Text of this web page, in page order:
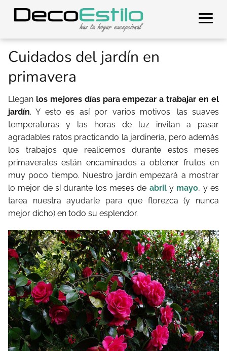
Cuidados del jardín en
primavera
Llegan los mejores días para empezar a trabajar en el
jardín. Y esto es así por varios motivos: las suaves
temperaturas y las horas de luz invitan a pasar
agradables ratos practicando la jardinería, pero además
los trabajos que realicemos durante estos meses
primaverales están encaminados a obtener frutos en
muy poco tiempo. Nuestro jardín empezará a mostrar
lo mejor de sí durante los meses de abrily mayo, y es
tarea nuestra ayudarle para que florezca (y nunca
mejor dicho) en todo su esplendor.